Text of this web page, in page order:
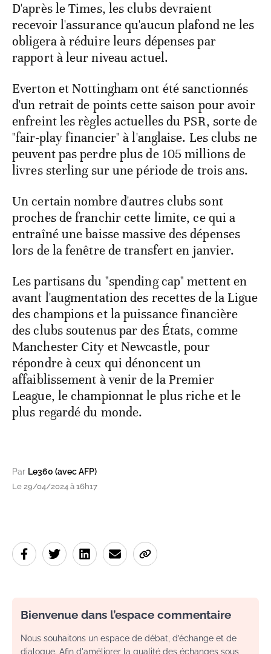
D'après le Times, les clubs devraient
recevoir l'assurance qu'aucun plafond ne les
obligera à réduire leurs dépenses par
rapport à leur niveau actuel.
Everton et Nottingham ont été sanctionnés
d'un retrait de points cette saison pour avoir
enfreint les règles actuelles du PSR, sorte de
"fair-play financier" à l'anglaise. Les clubs ne
peuvent pas perdre plus de 105 millions de
livres sterling sur une période de trois ans.
Un certain nombre d'autres clubs sont
proches de franchir cette limite, ce qui a
entraîné une baisse massive des dépenses
lors de la fenêtre de transfert en janvier.
Les partisans du "spending cap" mettent en
avant l'augmentation des recettes de la Ligue
des champions et la puissance financière
des clubs soutenus par des États, comme
Manchester City et Newcastle, pour
répondre à ceux qui dénoncent un
affaiblissement à venir de la Premier
League, le championnat le plus riche et le
plus regardé du monde.
Par Le360 (avec AFP)
Le 29/04/2024 à 16h17
Bienvenue dans l’espace commentaire
Nous souhaitons un espace de débat, d’échange et de
dialogue. Afin d'améliorer la qualité des échanges sous